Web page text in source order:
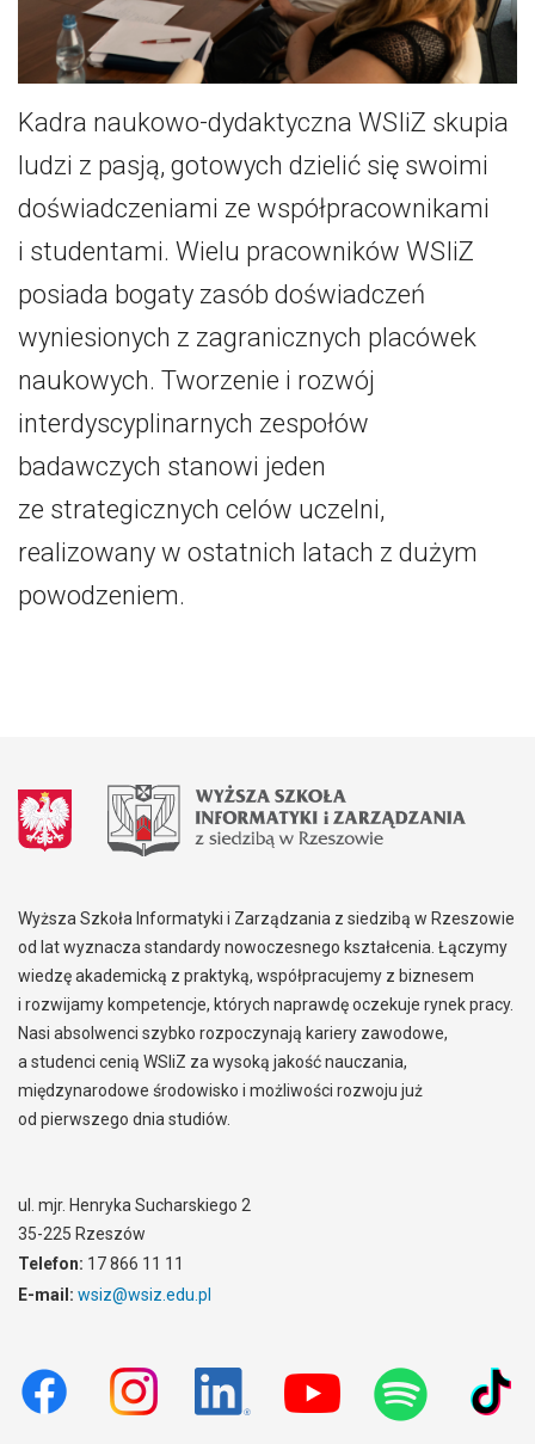
Kadra naukowo-dydaktyczna WSIiZ skupia
ludzi z pasją, gotowych dzielić się swoimi
doświadczeniami ze współpracownikami
i studentami. Wielu pracowników WSIiZ
posiada bogaty zasób doświadczeń
wyniesionych z zagranicznych placówek
naukowych. Tworzenie i rozwój
interdyscyplinarnych zespołów
badawczych stanowi jeden
ze strategicznych celów uczelni,
realizowany w ostatnich latach z dużym
powodzeniem.
Wyższa Szkoła Informatyki i Zarządzania z siedzibą w Rzeszowie
od lat wyznacza standardy nowoczesnego kształcenia. Łączymy
wiedzę akademicką z praktyką, współpracujemy z biznesem
i rozwijamy kompetencje, których naprawdę oczekuje rynek pracy.
Nasi absolwenci szybko rozpoczynają kariery zawodowe,
a studenci cenią WSIiZ za wysoką jakość nauczania,
międzynarodowe środowisko i możliwości rozwoju już
od pierwszego dnia studiów.
ul. mjr. Henryka Sucharskiego 2
35-225 Rzeszów
Telefon: 17 866 11 11
E-mail: wsiz@wsiz.edu.pl